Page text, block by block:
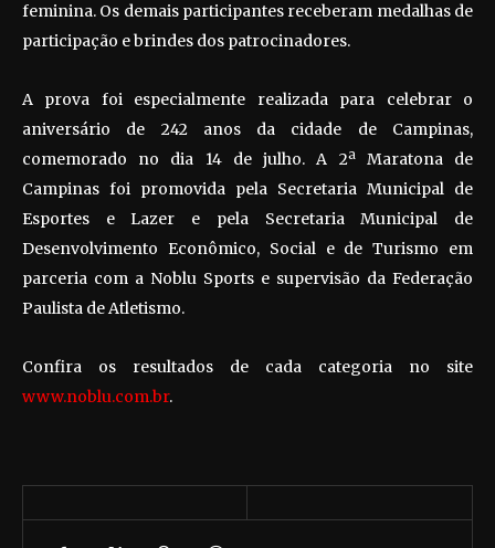
feminina. Os demais participantes receberam medalhas de
participação e brindes dos patrocinadores.
A prova foi especialmente realizada para celebrar o
aniversário de 242 anos da cidade de Campinas,
comemorado no dia 14 de julho. A 2ª Maratona de
Campinas foi promovida pela Secretaria Municipal de
Esportes e Lazer e pela Secretaria Municipal de
Desenvolvimento Econômico, Social e de Turismo em
parceria com a Noblu Sports e supervisão da Federação
Paulista de Atletismo.
Confira os resultados de cada categoria no site
www.noblu.com.br.